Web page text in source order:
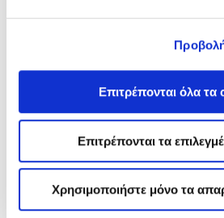
Επιτρέπονται όλα τα
Επιτρέπονται τα
Χρησιμοποιήστε μόνο τα
Εξοφλήστε εύκολα και
ασφάλειά σας
Περισσότερα